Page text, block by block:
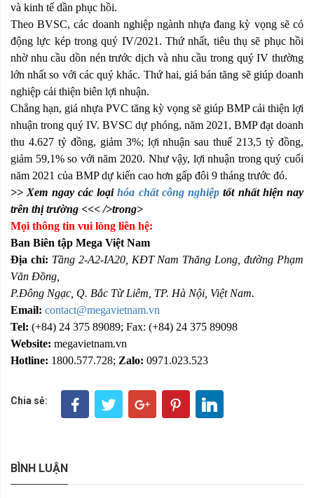
và kinh tế dần phục hồi.
Theo BVSC, các doanh nghiệp ngành nhựa đang kỳ vọng sẽ có
động lực kép trong quý IV/2021. Thứ nhất, tiêu thụ sẽ phục hồi
nhờ nhu cầu dồn nén trước dịch và nhu cầu trong quý IV thường
lớn nhất so với các quý khác. Thứ hai, giá bán tăng sẽ giúp doanh
nghiệp cải thiện biên lợi nhuận.
Chẳng hạn, giá nhựa PVC tăng kỳ vọng sẽ giúp BMP cải thiện lợi
nhuận trong quý IV. BVSC dự phóng, năm 2021, BMP đạt doanh
thu 4.627 tỷ đồng, giảm 3%; lợi nhuận sau thuế 213,5 tỷ đồng,
giảm 59,1% so với năm 2020. Như vậy, lợi nhuận trong quý cuối
năm 2021 của BMP dự kiến cao hơn gấp đôi 9 tháng trước đó.
>> Xem ngay các loạihóa chất công nghiệptốt nhất hiện nay
trên thị trường <<< />trong>
Mọi thông tin vui lòng liên hệ:
Ban Biên tập Mega Việt Nam
Địa chỉ: Tầng 2-A2-IA20, KĐT Nam Thăng Long, đường Phạm
Văn Đồng,
P.Đông Ngạc, Q. Bắc Từ Liêm, TP. Hà Nội, Việt Nam.
Email: contact@megavietnam.vn
Tel: (+84) 24 375 89089; Fax: (+84) 24 375 89098
Website: megavietnam.vn
Hotline: 1800.577.728; Zalo: 0971.023.523
Chia sẻ:
BÌNH LUẬN